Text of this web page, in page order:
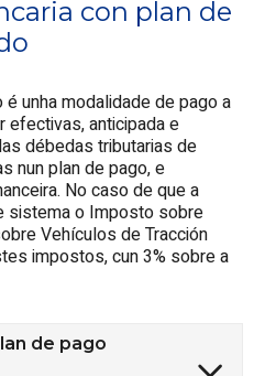
con plan de
unha modalidade de pago a
efectivas, anticipada e
débedas tributarias de
nun plan de pago, e
No caso de que a
sistema o Imposto sobre
Vehículos de Tracción
impostos, cun 3% sobre a
de pago